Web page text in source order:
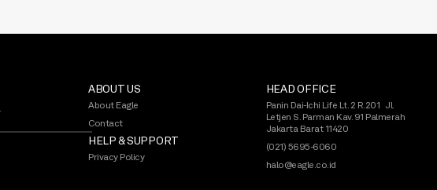
ABOUT US
About Eagle
Contact
HELP & SUPPORT
Privacy Policy
HEAD OFFICE
Panin Dai-Ichi Life Lt. 2 R.201 Jl.
Letjen S. Parman Kav. 91 Palmerah
Jakarta Barat 11420
(021) 5695-6060
halo@eagle.co.id